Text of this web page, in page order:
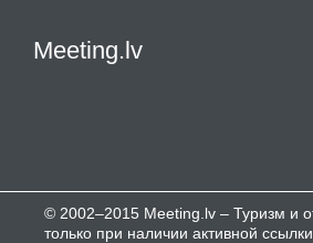
Meeting.lv
© 2002–2015 Meeting.lv – Туризм и
только при наличии активной